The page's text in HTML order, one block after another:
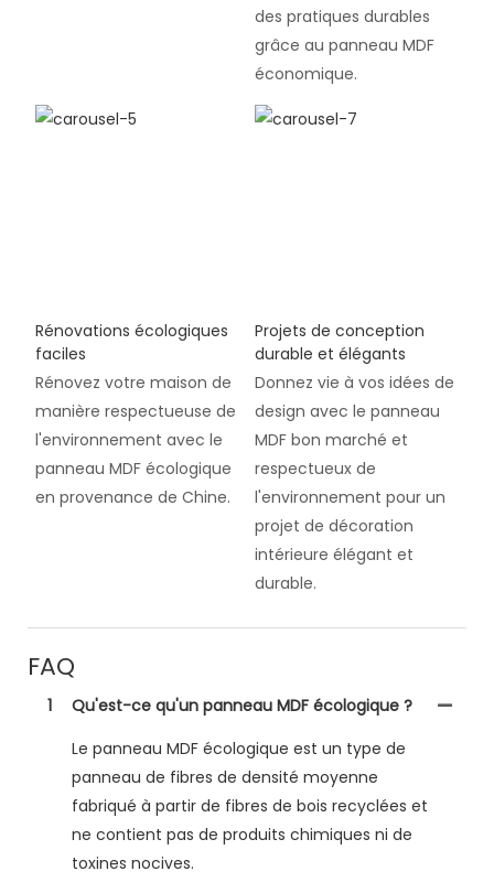
des pratiques durables
grâce au panneau MDF
économique.
Rénovations écologiques
faciles
Rénovez votre maison de
manière respectueuse de
l'environnement avec le
panneau MDF écologique
en provenance de Chine.
Projets de conception
durable et élégants
Donnez vie à vos idées de
design avec le panneau
MDF bon marché et
respectueux de
l'environnement pour un
projet de décoration
intérieure élégant et
durable.
FAQ
1
Qu'est-ce qu'un panneau MDF écologique ?
Le panneau MDF écologique est un type de
panneau de fibres de densité moyenne
fabriqué à partir de fibres de bois recyclées et
ne contient pas de produits chimiques ni de
toxines nocives.